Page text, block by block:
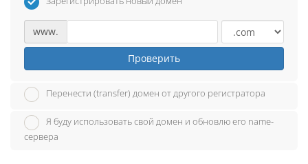
www.
Проверить
Перенести (transfer) домен от другого регистратора
Я буду использовать свой домен и обновлю его name-
сервера